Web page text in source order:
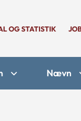
OG STATISTIK
Nævn